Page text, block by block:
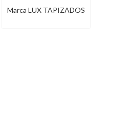
Marca LUX TAPIZADOS